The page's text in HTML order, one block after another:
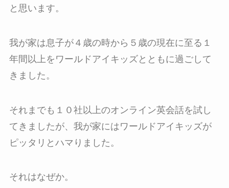
と思います。
我が家は息子が４歳の時から５歳の現在に至る１
年間以上をワールドアイキッズとともに過ごして
きました。
それまでも１０社以上のオンライン英会話を試し
てきましたが、我が家にはワールドアイキッズが
ピッタリとハマりました。
それはなぜか。